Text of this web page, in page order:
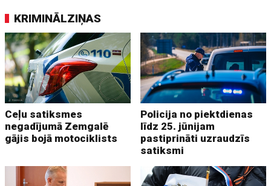
KRIMINĀLZIŅAS
Ceļu satiksmes
negadījumā Zemgalē
gājis bojā motociklists
Policija no piektdienas
līdz 25. jūnijam
pastiprināti uzraudzīs
satiksmi